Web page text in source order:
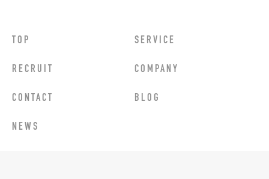
TOP SERVICE
RECRUIT COMPANY
CONTACT BLOG
NEWS